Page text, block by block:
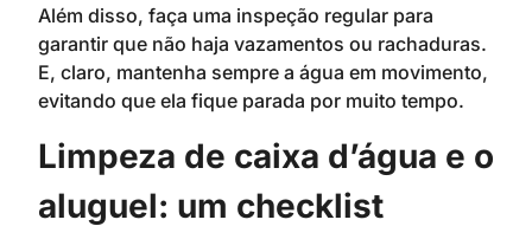
Além disso, faça uma inspeção regular para
garantir que não haja vazamentos ou rachaduras.
E, claro, mantenha sempre a água em movimento,
evitando que ela fique parada por muito tempo.
Limpeza de caixa d’água e o
aluguel: um checklist